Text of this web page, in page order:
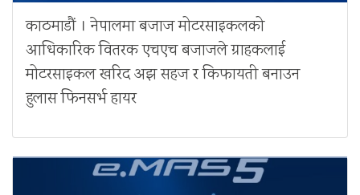
काठमाडौं । नेपालमा बजाज मोटरसाइकलको
आधिकारिक वितरक एचएच बजाजले ग्राहकलाई
मोटरसाइकल खरिद अझ सहज र किफायती बनाउन
हुलास फिनसर्भ हायर